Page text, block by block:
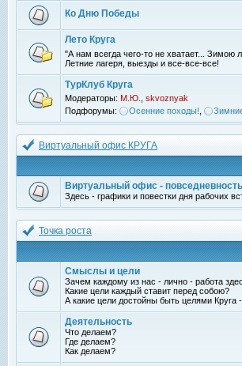
Ко Дню Победы
Лето Круга
"А нам всегда чего-то не хватает... Зимою
Летние лагеря, выезды и все-все-все!
ТурКлуб Круга
Модераторы: М.Ю.
skvoznyak
Подфорумы:
Осенние походы!
Виртуальный офис КРУГА
Виртуальный офис - повседневность
Здесь - графики и повестки дня рабочих
Точка роста
Смыслы и цели
Зачем каждому из нас - лично - работа
Какие цели каждый ставит перед собою?
А какие цели достойны быть целями
Деятельность
Что делаем?
Где делаем?
Как делаем?